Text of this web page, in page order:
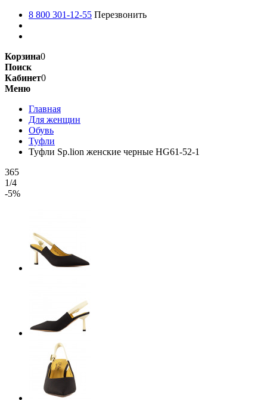
8 800 301-12-55 Перезвонить
Корзина0
Поиск
Кабинет0
Меню
Главная
Для женщин
Обувь
Туфли
Туфли Sp.lion женские черные HG61-52-1
365
1/4
-5%